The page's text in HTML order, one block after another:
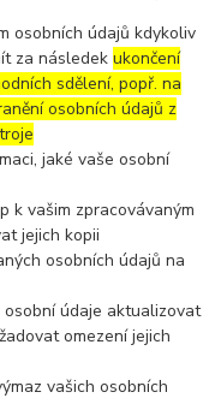
osobních údajů kdykoliv
za následekukončení
sdělení, popř. na
osobních údajů z
jaké vaše osobní
k vašim zpracovávaným
jejich kopii
osobních údajů na
údaje aktualizovat
omezení jejich
vašich osobních